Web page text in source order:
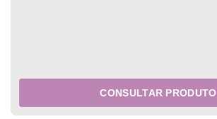
CONSULTAR PRODUTO